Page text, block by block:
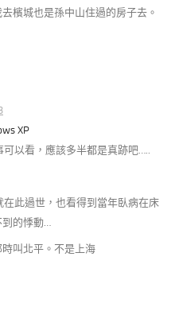
檳城也是孫中山住過的房子去。
XP
以看，應該多半都是真跡吧…..
在此過世，也看得到當年臥病在床
到的悸動…
叫北平。不是上海